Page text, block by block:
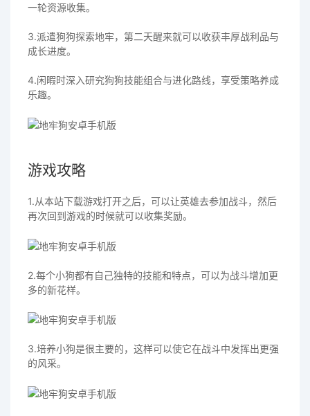
一轮资源收集。
3.派遣狗狗探索地牢，第二天醒来就可以收获丰厚战利品与
成长进度。
4.闲暇时深入研究狗狗技能组合与进化路线，享受策略养成
乐趣。
游戏攻略
1.从本站下载游戏打开之后，可以让英雄去参加战斗，然后
再次回到游戏的时候就可以收集奖励。
2.每个小狗都有自己独特的技能和特点，可以为战斗增加更
多的新花样。
3.培养小狗是很主要的，这样可以使它在战斗中发挥出更强
的风采。